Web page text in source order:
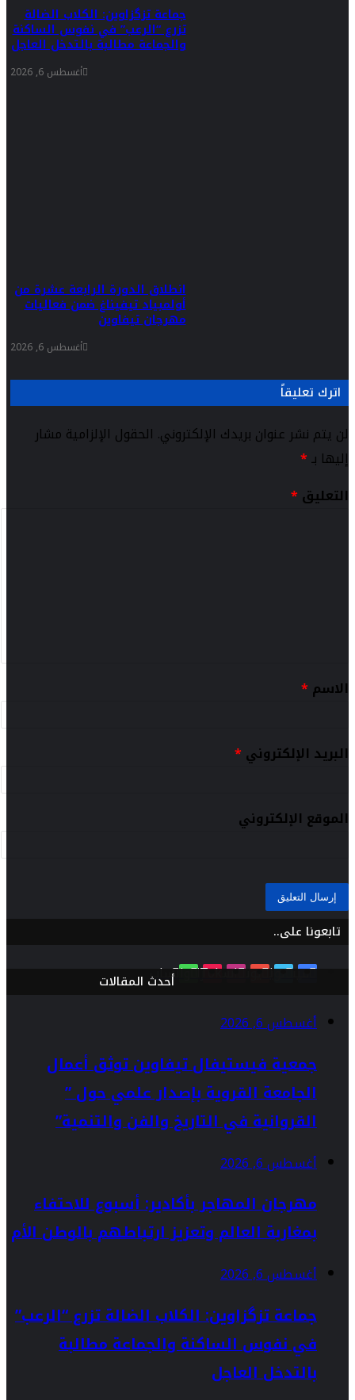
جماعة تزگزاوين: الكلاب الضالة
تزرع “الرعب” في نفوس الساكنة
والجماعة مطالبة بالتدخل العاجل
أغسطس 6, 2026
انطلاق الدورة الرابعة عشرة من
أولمبياد تيفيناغ ضمن فعاليات
مهرجان تيفاوين
أغسطس 6, 2026
اترك تعليقاً
لن يتم نشر عنوان بريدك الإلكتروني. الحقول الإلزامية مشار
إليها بـ*
التعليق*
الاسم*
البريد الإلكتروني*
الموقع الإلكتروني
تابعونا على..
فيسبوك
تويتريوتيوبانستقرام
TikTokواتساب
أحدث المقالات
أغسطس 6, 2026
جمعية فيستيفال تيفاوين توثق أعمال
الجامعة القروية بإصدار علمي حول ”
القروانية في التاريخ والفن والتنمية”
أغسطس 6, 2026
مهرجان المهاجر بأكادير: أسبوع للاحتفاء
بمغاربة العالم وتعزيز ارتباطهم بالوطن الأم
أغسطس 6, 2026
جماعة تزگزاوين: الكلاب الضالة تزرع “الرعب”
في نفوس الساكنة والجماعة مطالبة
بالتدخل العاجل